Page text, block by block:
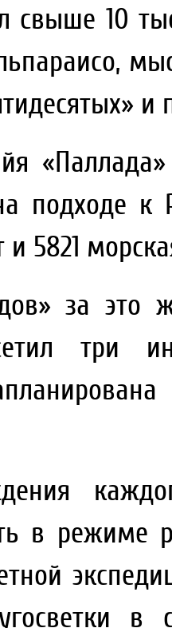
свыше 10
и
«Паллада»
подходе
5821
за это
три
в режиме
в